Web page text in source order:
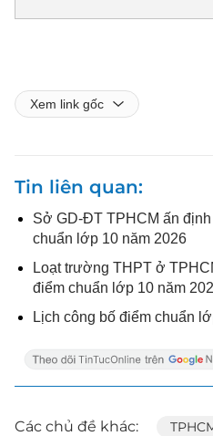
Xem link gốc
Tin liên quan
Sở GD-ĐT TPHCM ấn
chuẩn lớp 10 năm 2026
Loạt trường THPT ở
điểm chuẩn lớp 10 năm
Lịch công bố điểm chuẩn
Các chủ đề khác: